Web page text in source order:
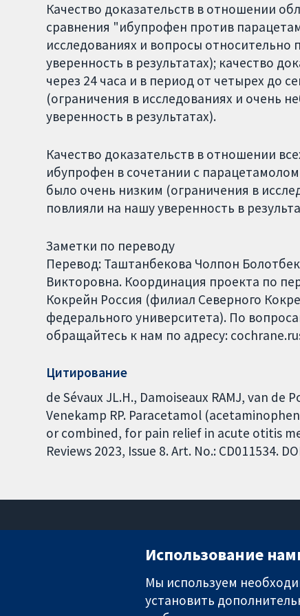
Качество доказательств в отношении
сравнения "ибупрофен против
исследованиях и вопросы
уверенность в результатах); качество
через 24 часа и в период от четырех до
(ограничения в исследованиях и очень
уверенность в результатах).
Качество доказательств в отношении
ибупрофен в сочетании с
было очень низким (ограничения в
повлияли на нашу уверенность в
Заметки по переводу
Перевод: Таштанбекова Чолпон
Викторовна. Координация проекта по
Кокрейн Россия (филиал Северного
федерального университета). По
обращайтесь к нам по адресу:
Цитирование
de Sévaux JL.H., Damoiseaux RAMJ, van de
Venekamp RP. Paracetamol
or combined, for pain relief in acute otitis
Reviews 2023, Issue 8. Art. No.: CD011534.
Надёжные доказательства
Использование
Мы используем
установить